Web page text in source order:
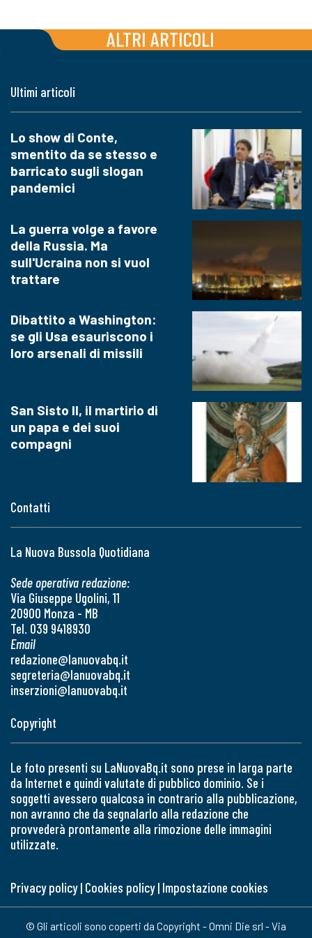
ALTRI ARTICOLI
Contatti
La Nuova Bussola Quotidiana
Sede operativa redazione:
Via Giuseppe Ugolini, 11
20900 Monza - MB
Tel. 039 9418930
Email
redazione@lanuovabq.it
segreteria@lanuovabq.it
inserzioni@lanuovabq.it
Ultimi articoli
Lo show di Conte,
smentito da se stesso e
barricato sugli slogan
pandemici
La guerra volge a favore
della Russia. Ma
sull'Ucraina non si vuol
trattare
Dibattito a Washington:
se gli Usa esauriscono i
loro arsenali di missili
San Sisto II, il martirio di
un papa e dei suoi
compagni
Copyright
Le foto presenti su LaNuovaBq.it sono prese in larga parte
da Internet e quindi valutate di pubblico dominio. Se i
soggetti avessero qualcosa in contrario alla pubblicazione,
non avranno che da segnalarlo alla redazione che
provvederà prontamente alla rimozione delle immagini
utilizzate.
Privacy policy| Cookies policy| Impostazione cookies
© Gli articoli sono coperti da Copyright - Omni Die srl - Via